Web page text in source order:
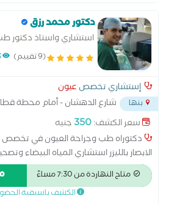
حالات الاطفال. دكتور محمد رزق
استشاري واستاذ دكتور
بكلية طب بنها
(9 تقييم)
إستشاري تخصص عيون
بنها شارع الدهشان - أمام محطة
سعر الكشف:350 جنيه
دكتوراه طب وجراحة العيون في تخصص
الابصار بالليزر استشاري المياه البيضاء
استشاري القرنية المخروطية وزراعة
القرنية عضو كلية الجراحين الملكية
زميل المجلس العالمي للعيون - لندن عضو
متاح النهاردة من 7:30 مساءً
الكشف باسبقية